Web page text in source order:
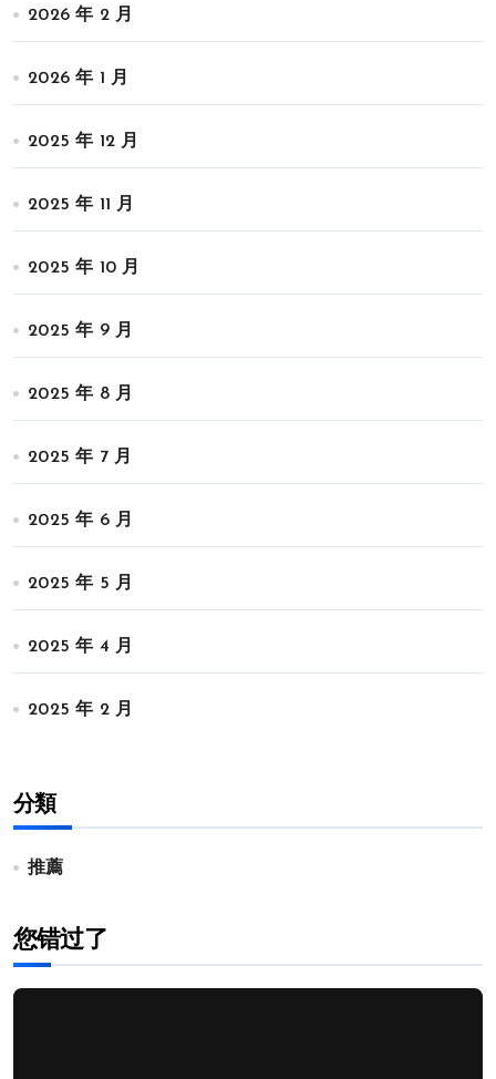
2026 年 2 月
2026 年 1 月
2025 年 12 月
2025 年 11 月
2025 年 10 月
2025 年 9 月
2025 年 8 月
2025 年 7 月
2025 年 6 月
2025 年 5 月
2025 年 4 月
2025 年 2 月
分類
推薦
您错过了